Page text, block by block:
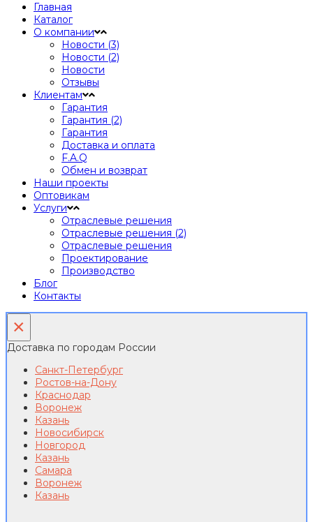
Главная
Каталог
О компании
Новости (3)
Новости (2)
Новости
Отзывы
Клиентам
Гарантия
Гарантия (2)
Гарантия
Доставка и оплата
F.A.Q
Обмен и возврат
Наши проекты
Оптовикам
Услуги
Отраслевые решения
Отраслевые решения (2)
Отраслевые решения
Проектирование
Производство
Блог
Контакты
×
Доставка по городам России
Санкт-Петербург
Ростов-на-Дону
Краснодар
Воронеж
Казань
Новосибирск
Новгород
Казань
Самара
Воронеж
Казань